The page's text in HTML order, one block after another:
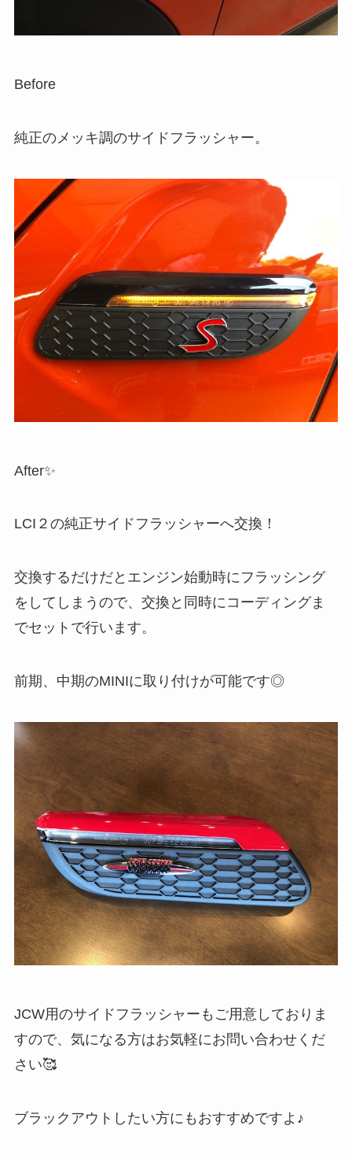
Before
純正のメッキ調のサイドフラッシャー。
After✨
LCI２の純正サイドフラッシャーへ交換！
交換するだけだとエンジン始動時にフラッシング
をしてしまうので、交換と同時にコーディングま
でセットで行います。
前期、中期のMINIに取り付けが可能です◎
JCW用のサイドフラッシャーもご用意しておりま
すので、気になる方はお気軽にお問い合わせくだ
さい🥰
ブラックアウトしたい方にもおすすめですよ♪